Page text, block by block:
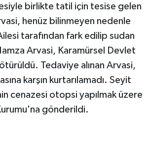
birlikte tatil için tesise gelen
henüz bilinmeyen nedenle
tarafından fark edilip sudan
Arvasi, Karamürsel Devlet
Tedaviye alınan Arvasi,
karşın kurtarılamadı. Seyit
cenazesi otopsi yapılmak üzere
gönderildi.
Sahiplendirme